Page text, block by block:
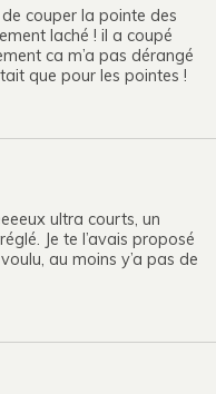
couper la pointe des
laché ! il a coupé
ca m’a pas dérangé
que pour les pointes !
ultra courts, un
Je te l’avais proposé
au moins y’a pas de